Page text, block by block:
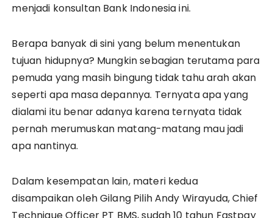
menjadi konsultan Bank Indonesia ini.
Berapa banyak di sini yang belum menentukan
tujuan hidupnya? Mungkin sebagian terutama para
pemuda yang masih bingung tidak tahu arah akan
seperti apa masa depannya. Ternyata apa yang
dialami itu benar adanya karena ternyata tidak
pernah merumuskan matang-matang mau jadi
apa nantinya.
Dalam kesempatan lain, materi kedua
disampaikan oleh Gilang Pilih Andy Wirayuda, Chief
Technique Officer PT BMS, sudah 10 tahun Fastpay